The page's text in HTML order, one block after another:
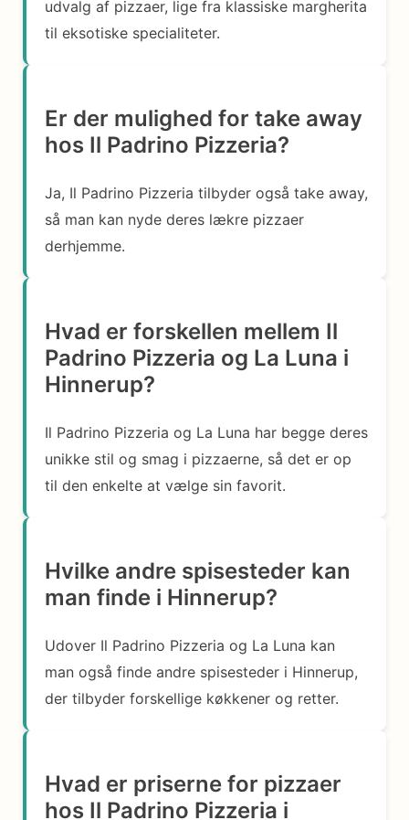
udvalg af pizzaer, lige fra klassiske margherita
til eksotiske specialiteter.
Er der mulighed for take away
hos Il Padrino Pizzeria?
Ja, Il Padrino Pizzeria tilbyder også take away,
så man kan nyde deres lækre pizzaer
derhjemme.
Hvad er forskellen mellem Il
Padrino Pizzeria og La Luna i
Hinnerup?
Il Padrino Pizzeria og La Luna har begge deres
unikke stil og smag i pizzaerne, så det er op
til den enkelte at vælge sin favorit.
Hvilke andre spisesteder kan
man finde i Hinnerup?
Udover Il Padrino Pizzeria og La Luna kan
man også finde andre spisesteder i Hinnerup,
der tilbyder forskellige køkkener og retter.
Hvad er priserne for pizzaer
hos Il Padrino Pizzeria i